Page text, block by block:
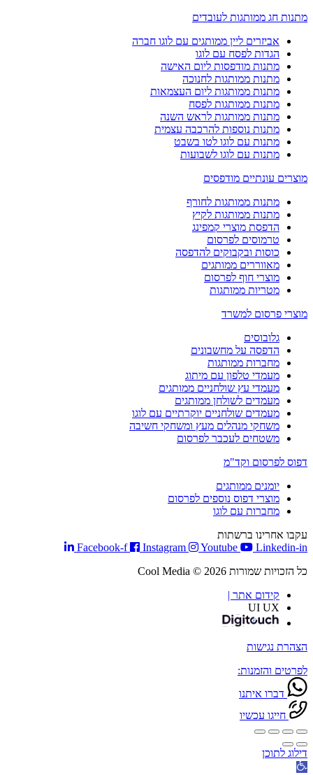
מתנות חג ממותגות לעובדים
אביזרים ליין ממותגים עם לוגו חברה
הגדות לפסח עם לוגו
מתנות מודפסות ליום האישה
מתנות ממותגות לחנוכה
מתנות ממותגות ליום העצמאות
מתנות ממותגות לפסח
מתנות ממותגות לראש השנה
מתנות נוספות להרכבה עצמית
מתנות עם לוגו לטו בשבט
מתנות עם לוגו לשבועות
מוצרים עונתיים מודפסים
מתנות ממותגות לחורף
מתנות ממותגות לקיץ
הדפסת מוצרי קמפינג
טרמוסים לפרסום
כוסות ובקבוקים להדפסה
מאווררים ממותגים
מוצרי חוף לפרסום
מטריות ממותגות
מוצרי פרסום למשרד
גלובוסים
הדפסה על מחשבונים
מחברות ממותגות
מעמדי טלפון עם מיתוג
מעמדי עץ שולחניים ממותגים
מעמדים לשולחן ממותגים
מעמדים שולחניים יוקרתיים עם לוגו
משחקי מנהלים מעץ ומשחקי חשיבה
משטחים לעכבר לפרסום
דפוס לפרסום וקד"מ
יומנים ממותגים
מוצרי דפוס נוספים לפרסום
מחברות עם לוגו
עקבו אחרינו ברשתות
Facebook-f
Instagram Youtube
Linkedin-in
כל הזכויות שמורות Cool Media © 2026
קידום אתר |
UI UX
הצהרת נגישות
לפרטים והזמנות:
דברו איתנו
חייגו עכשיו
דילוג לתוכן
פתח